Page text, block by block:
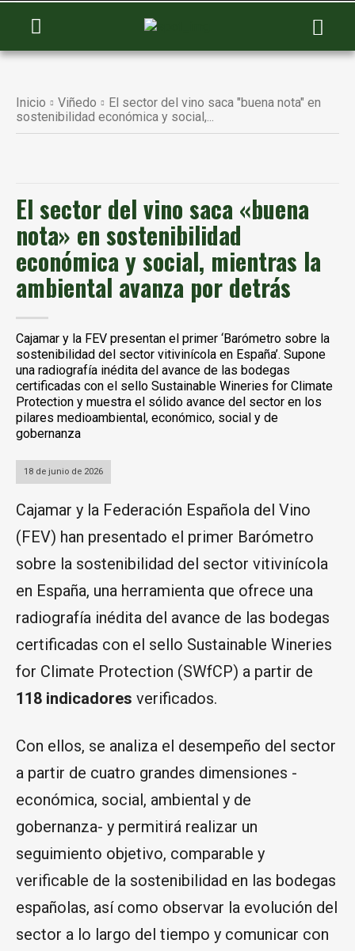
Inicio Viñedo
El sector del vino saca "buena nota" en
sostenibilidad económica y social,...
El sector del vino saca «buena
nota» en sostenibilidad
económica y social, mientras la
ambiental avanza por detrás
Cajamar y la FEV presentan el primer ‘Barómetro sobre la
sostenibilidad del sector vitivinícola en España’. Supone
una radiografía inédita del avance de las bodegas
certificadas con el sello Sustainable Wineries for Climate
Protection y muestra el sólido avance del sector en los
pilares medioambiental, económico, social y de
gobernanza
18 de junio de 2026
Cajamar y la Federación Española del Vino
(FEV) han presentado el primer Barómetro
sobre la sostenibilidad del sector vitivinícola
en España, una herramienta que ofrece una
radiografía inédita del avance de las bodegas
certificadas con el sello Sustainable Wineries
for Climate Protection (SWfCP) a partir de
118 indicadores verificados.
Con ellos, se analiza el desempeño del sector
a partir de cuatro grandes dimensiones -
económica, social, ambiental y de
gobernanza- y permitirá realizar un
seguimiento objetivo, comparable y
verificable de la sostenibilidad en las bodegas
españolas, así como observar la evolución del
sector a lo largo del tiempo y comunicar con